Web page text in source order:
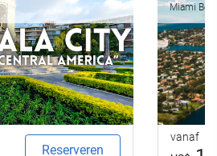
Reserveren
Miami
vanaf